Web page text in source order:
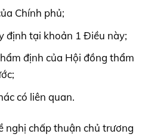
Chính phủ;
định tại khoản 1 Điều này;
định của Hội đồng thẩm
có liên quan.
nghị chấp thuận chủ trương